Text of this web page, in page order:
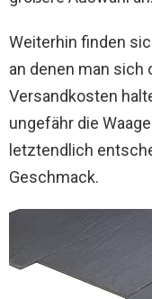
Weiterhin finden
an denen man sich
Versandkosten
ungefähr die
letztendlich
Geschmack.